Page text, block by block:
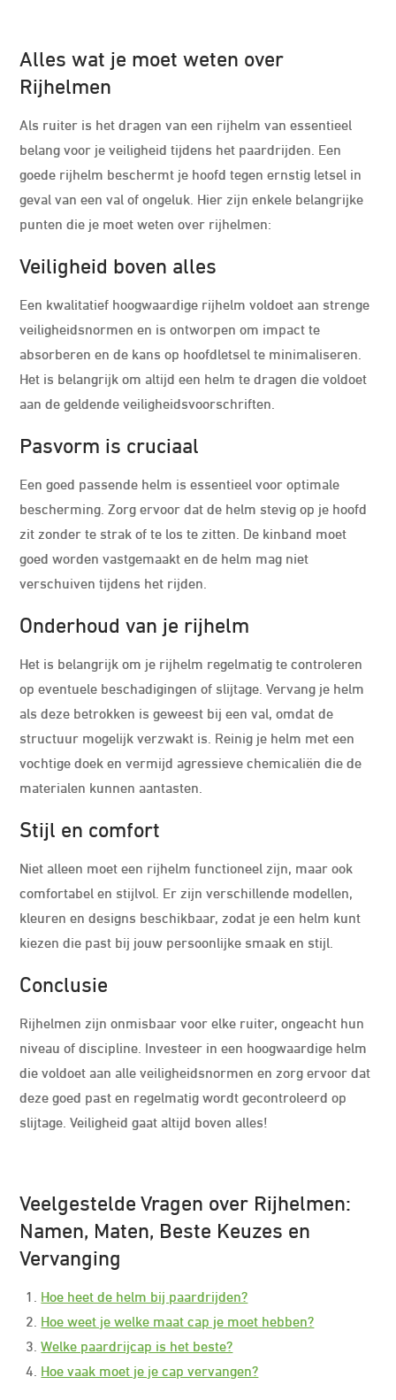
Alles wat je moet weten over
Rijhelmen
Als ruiter is het dragen van een rijhelm van essentieel
belang voor je veiligheid tijdens het paardrijden. Een
goede rijhelm beschermt je hoofd tegen ernstig letsel in
geval van een val of ongeluk. Hier zijn enkele belangrijke
punten die je moet weten over rijhelmen:
Veiligheid boven alles
Een kwalitatief hoogwaardige rijhelm voldoet aan strenge
veiligheidsnormen en is ontworpen om impact te
absorberen en de kans op hoofdletsel te minimaliseren.
Het is belangrijk om altijd een helm te dragen die voldoet
aan de geldende veiligheidsvoorschriften.
Pasvorm is cruciaal
Een goed passende helm is essentieel voor optimale
bescherming. Zorg ervoor dat de helm stevig op je hoofd
zit zonder te strak of te los te zitten. De kinband moet
goed worden vastgemaakt en de helm mag niet
verschuiven tijdens het rijden.
Onderhoud van je rijhelm
Het is belangrijk om je rijhelm regelmatig te controleren
op eventuele beschadigingen of slijtage. Vervang je helm
als deze betrokken is geweest bij een val, omdat de
structuur mogelijk verzwakt is. Reinig je helm met een
vochtige doek en vermijd agressieve chemicaliën die de
materialen kunnen aantasten.
Stijl en comfort
Niet alleen moet een rijhelm functioneel zijn, maar ook
comfortabel en stijlvol. Er zijn verschillende modellen,
kleuren en designs beschikbaar, zodat je een helm kunt
kiezen die past bij jouw persoonlijke smaak en stijl.
Conclusie
Rijhelmen zijn onmisbaar voor elke ruiter, ongeacht hun
niveau of discipline. Investeer in een hoogwaardige helm
die voldoet aan alle veiligheidsnormen en zorg ervoor dat
deze goed past en regelmatig wordt gecontroleerd op
slijtage. Veiligheid gaat altijd boven alles!
Veelgestelde Vragen over Rijhelmen:
Namen, Maten, Beste Keuzes en
Vervanging
Hoe heet de helm bij paardrijden?
Hoe weet je welke maat cap je moet hebben?
Welke paardrijcap is het beste?
Hoe vaak moet je je cap vervangen?